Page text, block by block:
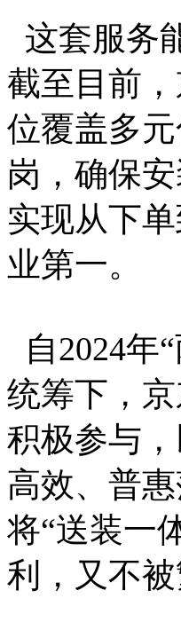
这套服务
截至目前
位覆盖多
岗，确保
实现从下
业第一。
自2024年
统筹下，
积极参与
高效、普
将“送装一
利，又不